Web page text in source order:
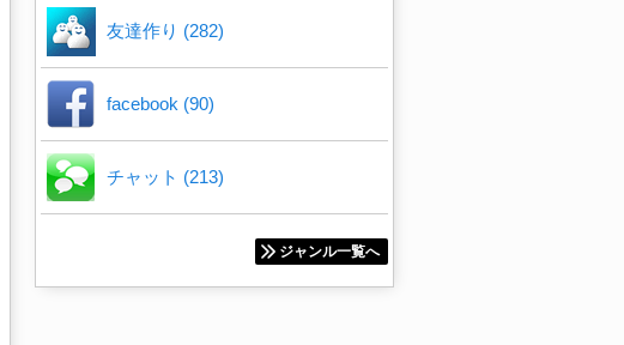
友達作り (282)
facebook (90)
チャット (213)
ジャンル一覧へ